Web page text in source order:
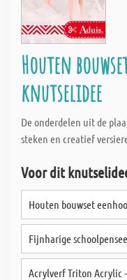
Houten
knutselidee
De onderdelen uit de
steken en creatief
Voor dit
Houten bouwset
Fijnharige
Acrylverf Triton Acrylic